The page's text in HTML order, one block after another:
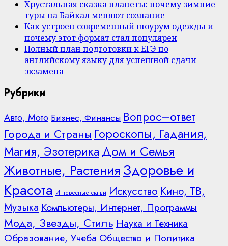
Хрустальная сказка планеты: почему зимние
туры на Байкал меняют сознание
Как устроен современный шоурум одежды и
почему этот формат стал популярен
Полный план подготовки к ЕГЭ по
английскому языку для успешной сдачи
экзамена
Рубрики
Авто, Мото Бизнес, Финансы Вопрос–ответ
Города и Страны Гороскопы, Гадания,
Магия, Эзотерика Дом и Семья
Животные, Растения Здоровье и
Красота Интересные статьи Искусство Кино, ТВ,
Музыка Компьютеры, Интернет, Программы
Мода, Звезды, Стиль Наука и Техника
Образование, Учеба Общество и Политика